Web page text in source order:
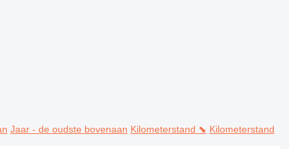
Jaar - de oudste bovenaan Kilometerstand ⬊ Kilometerstand